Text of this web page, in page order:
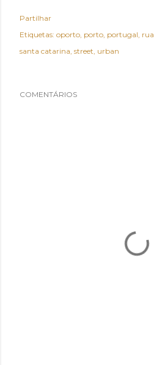
Partilhar
Etiquetas: oporto porto portugal rua
santa catarina street urban
COMENTÁRIOS